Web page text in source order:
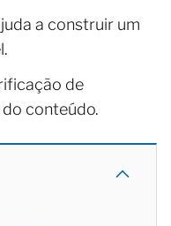
a construir um
de
conteúdo.